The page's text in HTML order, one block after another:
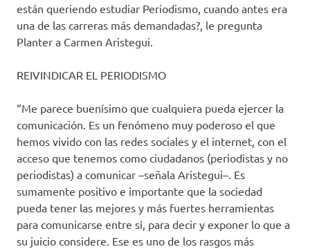
están queriendo estudiar Periodismo, cuando antes era
una de las carreras más demandadas?, le pregunta
Planter a Carmen Aristegui.
REIVINDICAR EL PERIODISMO
“Me parece buenísimo que cualquiera pueda ejercer la
comunicación. Es un fenómeno muy poderoso el que
hemos vivido con las redes sociales y el internet, con el
acceso que tenemos como ciudadanos (periodistas y no
periodistas) a comunicar –señala Aristegui–. Es
sumamente positivo e importante que la sociedad
pueda tener las mejores y más fuertes herramientas
para comunicarse entre sí, para decir y exponer lo que a
su juicio considere. Ese es uno de los rasgos más